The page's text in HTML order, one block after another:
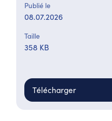
Publié le
08.07.2026
Taille
358 KB
Télécharger